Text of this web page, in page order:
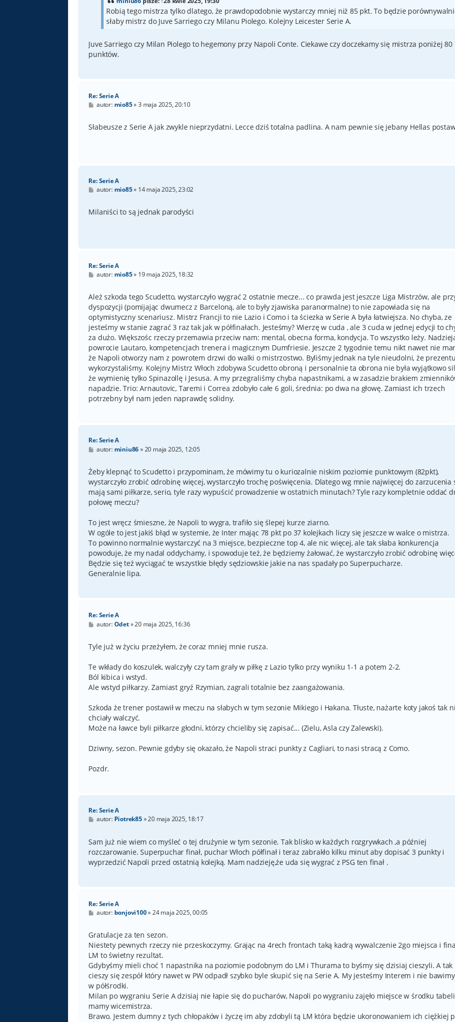
Robią tego mistrza tylko dlatego, że prawdopodobnie wystarczy mniej niż 85 pkt. To będzie
słaby mistrz do Juve Sarriego czy Milanu Piolego. Kolejny Leicester Serie A.
Juve Sarriego czy Milan Piolego to hegemony przy Napoli Conte. Ciekawe czy doczekamy się mistrza poniżej 80
punktów.
Re: Serie A
P
t
autor: mio85»3 maja 2025, 20:10
Słabeusze z Serie A jak zwykle nieprzydatni. Lecce dziś totalna padlina. A nam pewnie się jebany Hellas
Re: Serie A
P
t
autor: mio85» 14 maja 2025, 23:02
Milaniści to są jednak parodyści
Re: Serie A
P
t
autor: mio85» 19 maja 2025, 18:32
Ależ szkoda tego Scudetto, wystarczyło wygrać 2 ostatnie mecze... co prawda jest jeszcze Liga Mistrzów, ale
dyspozycji (pomijając dwumecz z Barceloną, ale to były zjawiska paranormalne) to nie zapowiada się na
optymistyczny scenariusz. Mistrz Francji to nie Lazio i Como i ta ściezka w Serie A była łatwiejsza. No chyba, ze
jesteśmy w stanie zagrać 3 raz tak jak w półfinałach. Jesteśmy? Wierzę w cuda , ale 3 cuda w jednej edycji to
za dużo. Większośc rzeczy przemawia przeciw nam: mental, obecna forma, kondycja. To wszystko leży.
powrocie Lautaro, kompetencjach trenera i magicznym Dumfriesie. Jeszcze 2 tygodnie temu nikt nawet nie
że Napoli otworzy nam z powrotem drzwi do walki o mistrzostwo. Byliśmy jednak na tyle nieudolni, że
wykorzystaliśmy. Kolejny Mistrz Włoch zdobywa Scudetto obroną i personalnie ta obrona nie była wyjątkowo
że wymienię tylko Spinazollę i Jesusa. A my przegraliśmy chyba napastnikami, a w zasadzie brakiem
napadzie. Trio: Arnautovic, Taremi i Correa zdobyło całe 6 goli, średnia: po dwa na głowę. Zamiast ich trzech
potrzebny był nam jeden naprawdę solidny.
Re: Serie A
P
t
autor: miniu86»20 maja 2025, 12:05
Żeby klepnąć to Scudetto i przypominam, że mówimy tu o kuriozalnie niskim poziomie punktowym (82pkt),
wystarczyło zrobić odrobinę więcej, wystarczyło trochę poświęcenia. Dlatego wg mnie najwięcej do zarzucenia
mają sami piłkarze, serio, tyle razy wypuścić prowadzenie w ostatnich minutach? Tyle razy kompletnie oddać
połowę meczu?
To jest wręcz śmieszne, że Napoli to wygra, trafiło się ślepej kurze ziarno.
W ogóle to jest jakiś błąd w systemie, że Inter mając 78 pkt po 37 kolejkach liczy się jeszcze w walce o mistrza.
To powinno normalnie wystarczyć na 3 miejsce, bezpieczne top 4, ale nic więcej, ale tak słaba konkurencja
powoduje, że my nadal oddychamy, i spowoduje też, że będziemy żałować, że wystarczyło zrobić odrobinę
Będzie się też wyciągać te wszystkie błędy sędziowskie jakie na nas spadały po Superpucharze.
Generalnie lipa.
Re: Serie A
P
t
autor:Odet»20 maja 2025, 16:36
Tyle już w życiu przeżyłem, że coraz mniej mnie rusza.
Te wkłady do koszulek, walczyły czy tam grały w piłkę z Lazio tylko przy wyniku 1-1 a potem 2-2.
Ból kibica i wstyd.
Ale wstyd piłkarzy. Zamiast gryź Rzymian, zagrali totalnie bez zaangażowania.
Szkoda że trener postawił w meczu na słabych w tym sezonie Mikiego i Hakana. Tłuste, nażarte koty jakoś tak
chciały walczyć.
Może na ławce byli piłkarze głodni, którzy chcieliby się zapisać... (Zielu, Asla czy Zalewski).
Dziwny, sezon. Pewnie gdyby się okazało, że Napoli straci punkty z Cagliari, to nasi stracą z Como.
Pozdr.
Re: Serie A
P
t
autor: Piotrek85»20 maja 2025, 18:17
Sam już nie wiem co myśleć o tej drużynie w tym sezonie. Tak blisko w każdych rozgrywkach ,a później
rozczarowanie. Superpuchar finał, puchar Włoch półfinał i teraz zabrakło kilku minut aby dopisać 3 punkty i
wyprzedzić Napoli przed ostatnią kolejką. Mam nadzieję,że uda się wygrać z PSG ten finał .
Re: Serie A
P
t
autor: bonjovi100»24 maja 2025, 00:05
Gratulacje za ten sezon.
Niestety pewnych rzeczy nie przeskoczymy. Grając na 4rech frontach taką kadrą wywalczenie 2go miejsca i
LM to świetny rezultat.
Gdybyśmy mieli choć 1 napastnika na poziomie podobnym do LM i Thurama to byśmy się dzisiaj cieszyli. A tak
cieszy się zespół który nawet w PW odpadł szybko byle skupić się na Serie A. My jesteśmy Interem i nie
w półśrodki.
Milan po wygraniu Serie A dzisiaj nie łapie się do pucharów, Napoli po wygraniu zajęło miejsce w środku
mamy wicemistrza.
Brawo. Jestem dumny z tych chłopaków i życzę im aby zdobyli tą LM która będzie ukoronowaniem ich ciężkiej